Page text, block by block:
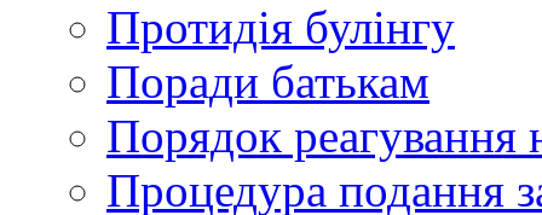
Протидія булінгу
Поради батькам
Порядок реагування
Процедура подання